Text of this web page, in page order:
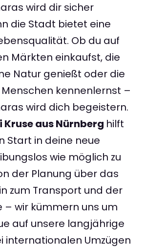
wird dir sicher
die Stadt bietet eine
Ob du auf
Märkten einkaufst, die
Natur genießt oder die
kennenlernst –
wird dich begeistern.
aus Nürnberg hilft
Start in deine neue
wie möglich zu
der Planung über das
zum Transport und der
– wir kümmern uns um
auf unsere langjährige
internationalen Umzügen